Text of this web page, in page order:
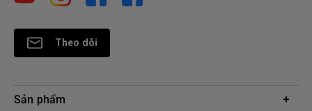
Theo dõi
Sản phẩm